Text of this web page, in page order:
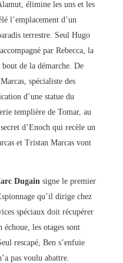
élimine les uns et les
l’emplacement d’un
terrestre. Seul Hugo
par Rebecca, la
de la démarche. De
spécialiste des
d’une statue du
templière de Tomar, au
d’Enoch qui recèle un
et Tristan Marcas vont
Dugain signe le premier
qu’il dirige chez
spéciaux doit récupérer
échoue, les otages sont
rescapé, Ben s’enfuie
pas voulu abattre.